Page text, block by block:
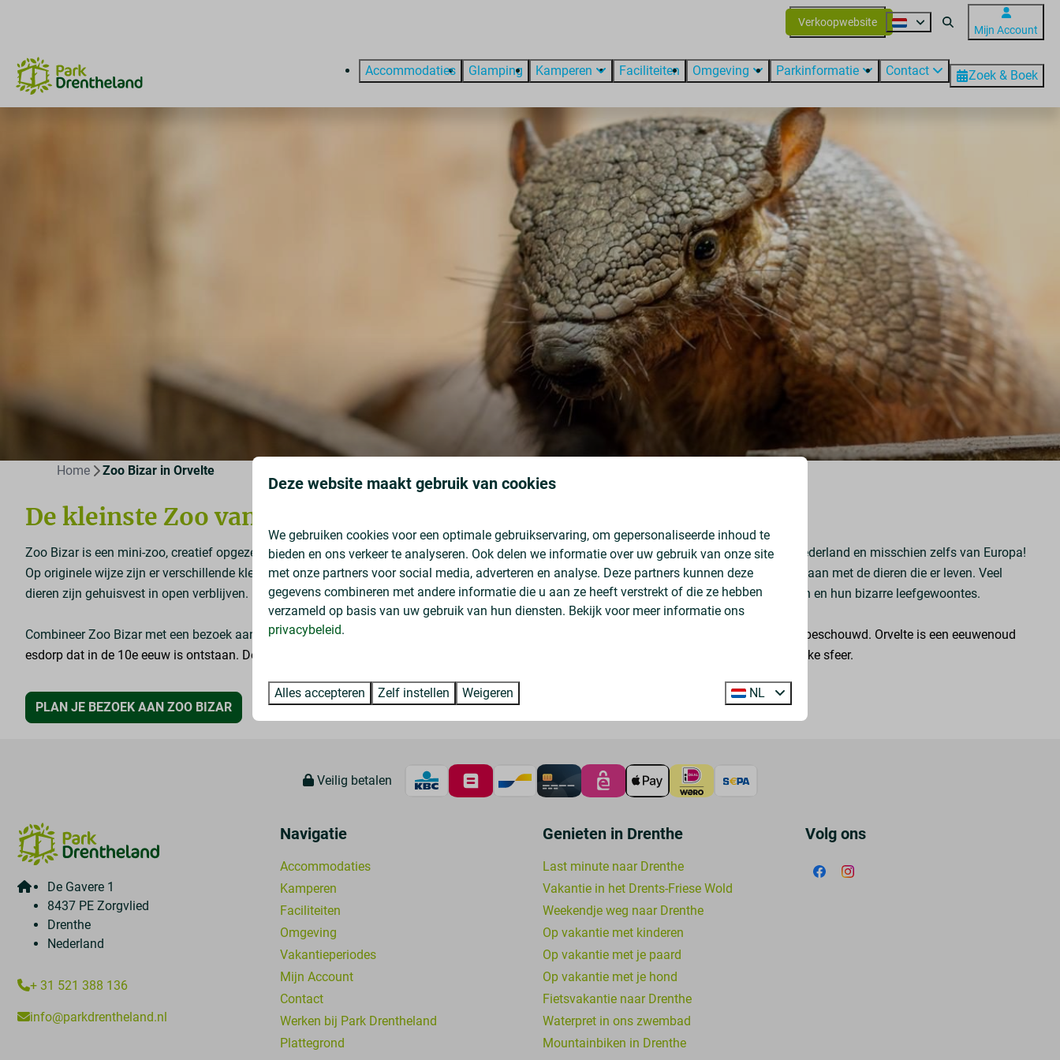
Verkoopwebsite
Mijn Account
Accommodaties Glamping Kamperen Faciliteiten Omgeving Parkinformatie Contact Zoek & Boek
Home Zoo Bizar in Orvelte
De kleinsteZoovan Nederland
Zoo Bizar is een mini-zoo, creatief opgezet op de deel van een oude Saksische boerderij in museumdorp Orvelte. Het is de kleinste Zoo van Nederland en misschien zelfs van Europa!
Op originele wijze zijn er verschillende kleine (exotische) diersoorten te bewonderen. Door de kleine opzet is het altijd mogelijk oog in oog te staan met de dieren die er leven. Veel
dieren zijn gehuisvest in open verblijven. Er is altijd iemand van ons aanwezig die veel kan vertellen en demonstreren over de bijzondere dieren en hun bizarre leefgewoontes.
Combineer Zoo Bizar met een bezoek aan het oerdorp Orvelte.
Orvelte wordt als één van de mooiste dorpen van Nederland beschouwd. Orvelte is een eeuwenoud
esdorp dat in de 10e eeuw is ontstaan. De monumentale boerderijen en de straten, met kinderkopjes en oude klinkers, geven het dorp een unieke sfeer.
PLAN JE BEZOEK AAN ZOO BIZAR
Veilig betalen
De Gavere 1
8437 PE Zorgvlied
Drenthe
Nederland
+ 31 521 388 136
info@parkdrentheland.nl
Navigatie
Accommodaties
Kamperen
Faciliteiten
Omgeving
Vakantieperiodes
Mijn Account
Contact
Werken bij Park Drentheland
Plattegrond
Genieten in Drenthe
Last minute naar Drenthe
Vakantie in het Drents-Friese Wold
Weekendje weg naar Drenthe
Op vakantie met kinderen
Op vakantie met je paard
Op vakantie met je hond
Fietsvakantie naar Drenthe
Waterpret in ons zwembad
Mountainbiken in Drenthe
Volg ons
Deze website maakt gebruik van cookies
We gebruiken cookies voor een optimale gebruikservaring, om gepersonaliseerde inhoud te
bieden en ons verkeer te analyseren. Ook delen we informatie over uw gebruik van onze site
met onze partners voor social media, adverteren en analyse. Deze partners kunnen deze
gegevens combineren met andere informatie die u aan ze heeft verstrekt of die ze hebben
verzameld op basis van uw gebruik van hun diensten. Bekijk voor meer informatie ons
privacybeleid.
Alles accepteren Zelf instellen Weigeren NL